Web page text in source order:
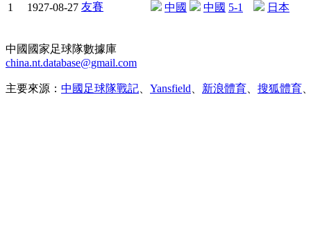
1
1927-08-27 友賽 中國 中國 5-1 日本
中國國家足球隊數據庫
china.nt.database@gmail.com
主要來源： 中國足球隊戰記 Yansfield 新浪體育 搜狐體育